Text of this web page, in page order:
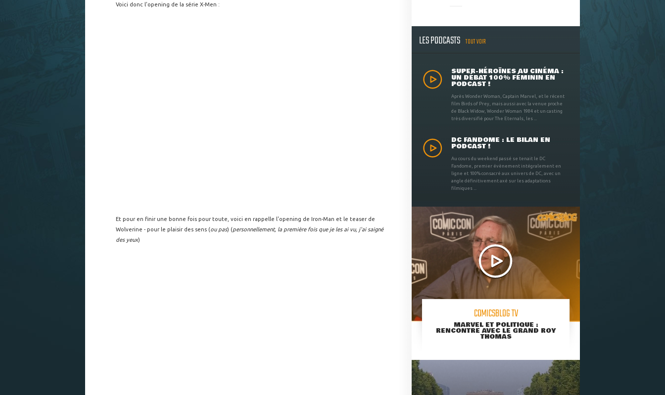
Voici donc l'opening de la série X-Men :
Et pour en finir une bonne fois pour toute, voici en rappelle l'opening de Iron-Man et le teaser de
Wolverine - pour le plaisir des sens (ou pas) (personnellement, la première fois que je les ai vu, j'ai saigné
des yeux)
LES PODCASTS TOUT VOIR
SUPER-HÉROÏNES AU CINÉMA :
UN DÉBAT 100% FÉMININ EN
PODCAST !
Après Wonder Woman, Captain Marvel, et le récent
film Birds of Prey, mais aussi avec la venue proche
de Black Widow, Wonder Woman 1984 et un casting
très diversifié pour The Eternals, les ...
DC FANDOME : LE BILAN EN
PODCAST !
Au cours du weekend passé se tenait le DC
Fandome, premier évènement intégralement en
ligne et 100% consacré aux univers de DC, avec un
angle définitivement axé sur les adaptations
filmiques ...
COMICSBLOG TV
MARVEL ET POLITIQUE :
RENCONTRE AVEC LE GRAND ROY
THOMAS